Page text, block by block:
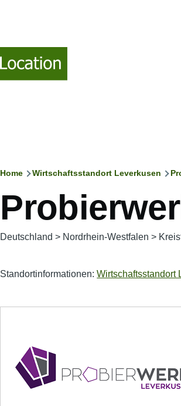
Home Wirtschaftsstandort Leverkusen
Deutschland > Nordrhein-Westfalen >
Standortinformationen:Wirtschaftsstandort